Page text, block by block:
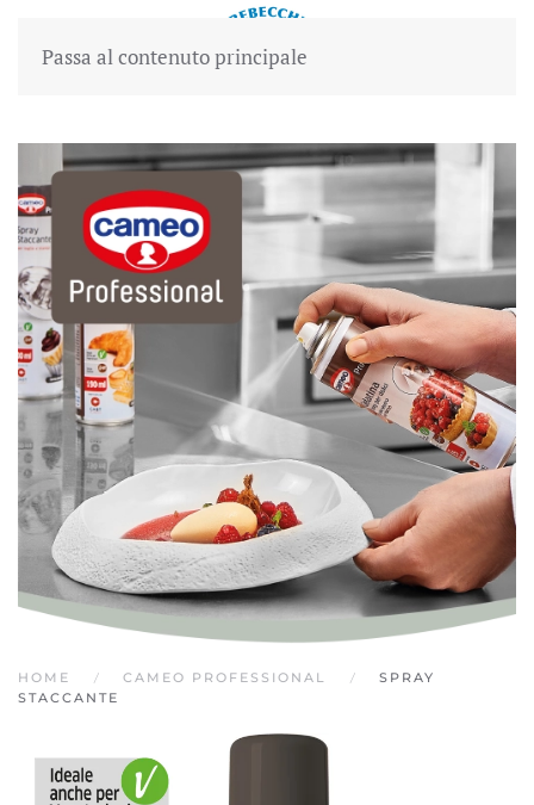
Passa al contenuto principale
HOME CAMEO PROFESSIONAL
SPRAY
STACCANTE